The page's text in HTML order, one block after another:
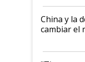
China y la
cambiar el